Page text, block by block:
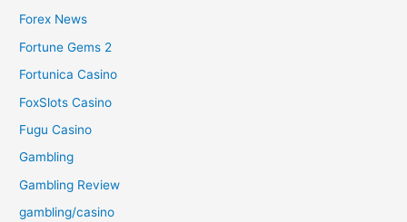
Forex News
Fortune Gems 2
Fortunica Casino
FoxSlots Casino
Fugu Casino
Gambling
Gambling Review
gambling/casino